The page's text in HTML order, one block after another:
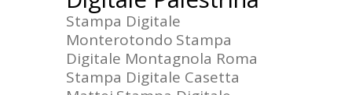
Stampa Digitale
Monterotondo Stampa
Digitale Montagnola Roma
Stampa Digitale Casetta